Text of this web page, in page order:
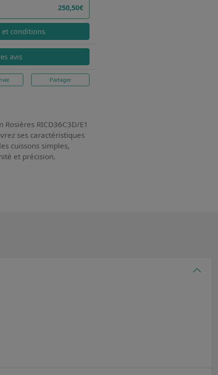
250,50€
conditions
avis
Partager
Rosières RICD36C3D/E1
ses caractéristiques
cuissons simples,
et précision.